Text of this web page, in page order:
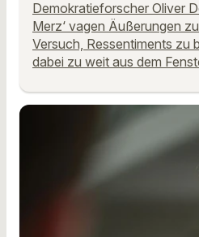
Demokratieforscher Oliver
Merz‘ vagen Äußerungen
Versuch, Ressentiments zu
dabei zu weit aus dem